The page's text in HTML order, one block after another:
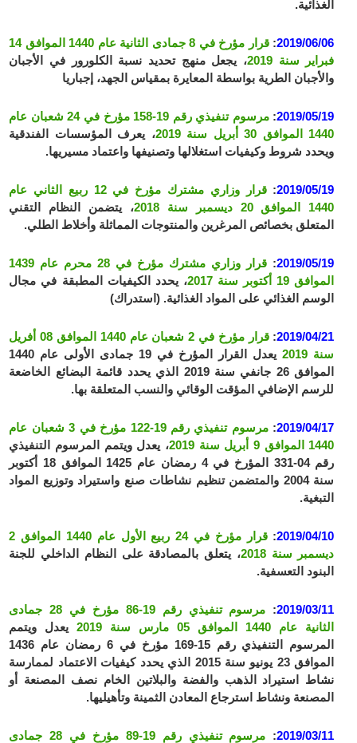
الغذائية.
2019/06/06
:
قرار مؤرخ في 8 جمادى الثانية عام 1440 الموافق 14
فبراير سنة 2019
، يجعل منهج تحديد نسبة الكلورور في الأجبان
والأجبان الطرية بواسطة المعايرة بمقياس الجهد، إجباريا
2019/05/19
:
مرسوم تنفيذي رقم 19-158 مؤرخ في 24 شعبان عام
1440 الموافق 30 أبريل سنة 2019
، يعرف المؤسسات الفندقية
ويحدد شروط وكيفيات استغلالها وتصنيفها واعتماد مسيريها.
2019/05/19
:
قرار وزاري مشترك مؤرخ في 12 ربيع الثاني عام
1440 الموافق 20 ديسمبر سنة 2018
، يتضمن النظام التقني
المتعلق بخصائص المرغرين والمنتوجات المماثلة وأخلاط الطلي.
2019/05/19
:
قرار وزاري مشترك مؤرخ في 28 محرم عام 1439
الموافق 19 أكتوبر سنة 2017
، يحدد الكيفيات المطبقة في مجال
الوسم الغذائي على المواد الغذائية. (استدراك)
2019/04/21
:
قرار مؤرخ في 2 شعبان عام 1440 الموافق 08 أفريل
سنة 2019
يعدل القرار المؤرخ في 19 جمادى الأولى عام 1440
الموافق 26 جانفي سنة 2019 الذي يحدد قائمة البضائع الخاضعة
للرسم الإضافي المؤقت الوقائي والنسب المتعلقة بها.
2019/04/17
:
مرسوم تنفيذي رقم 19-122 مؤرخ في 3 شعبان عام
1440 الموافق 9 أبريل سنة 2019
، يعدل ويتمم المرسوم التنفيذي
رقم 04-331 المؤرخ في 4 رمضان عام 1425 الموافق 18 أكتوبر
سنة 2004 والمتضمن تنظيم نشاطات صنع واستيراد وتوزيع المواد
التبغية.
2019/04/10
:
قرار مؤرخ في 24 ربيع الأول عام 1440 الموافق 2
ديسمبر سنة 2018
، يتعلق بالمصادقة على النظام الداخلي للجنة
البنود التعسفية.
2019/03/11
:
مرسوم تنفيذي رقم 19-86 مؤرخ في 28 جمادى
الثانية عام 1440 الموافق 05 مارس سنة 2019
يعدل ويتمم
المرسوم التنفيذي رقم 15-169 مؤرخ في 6 رمضان عام 1436
الموافق 23 يونيو سنة 2015 الذي يحدد كيفيات الاعتماد لممارسة
نشاط استيراد الذهب والفضة والبلاتين الخام نصف المصنعة أو
المصنعة ونشاط استرجاع المعادن الثمينة وتأهيليها.
2019/03/11
:
مرسوم تنفيذي رقم 19-89 مؤرخ في 28 جمادى